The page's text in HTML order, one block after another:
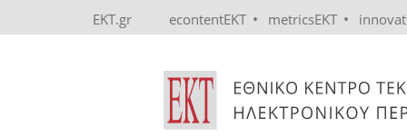
EKT.gr econtentEKT • metricsEKT •